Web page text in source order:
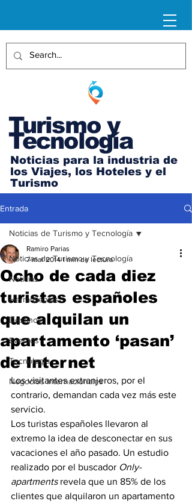
Turismo y
Tecnología
Noticias para la industria de
los Viajes, los Hoteles y el
Turismo
Entrada
Noticias de Turismo y Tecnología
Noticias
Herramientas
Destinos
Eventos
Tecnología
Negocios Internacionales
Noticias de Turismo y Tecnología
Ocho de cada diez
turistas españoles
que alquilan un
apartamento ‘pasan’
de Internet
Ramiro Parias
7 mar 2014 1 min de lectura
Los visitantes extranjeros, por el
contrario, demandan cada vez más este
servicio.
Los turistas españoles llevaron al
extremo la idea de desconectar en sus
vacaciones el año pasado. Un estudio
realizado por el buscador Only-
apartments revela que un 85% de los
clientes que alquilaron un apartamento